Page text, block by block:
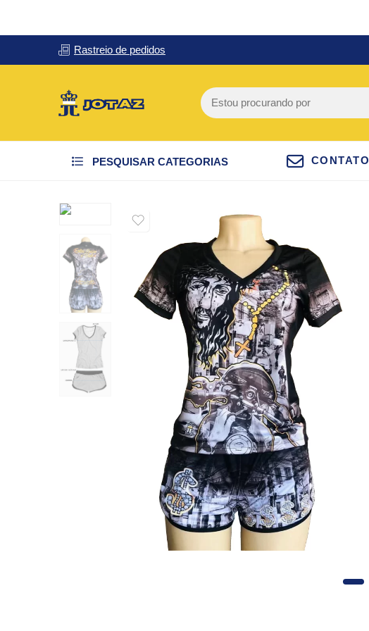
Rastreio de pedidos
PESQUISAR CATEGORIAS CONTATO